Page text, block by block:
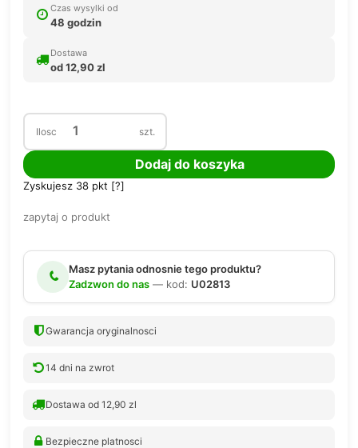
Czas wysylki od
48 godzin
Dostawa
od 12,90 zl
Ilosc szt.
Dodaj do koszyka
Zyskujesz 38 pkt [?]
zapytaj o produkt
Masz pytania odnosnie tego produktu?
Zadzwon do nas — kod: U02813
Gwarancja oryginalnosci
14 dni na zwrot
Dostawa od 12,90 zl
Bezpieczne platnosci